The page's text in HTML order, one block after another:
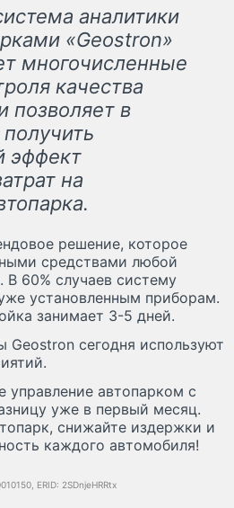
аналитики
«Geostron»
многочисленные
качества
позволяет в
эффект
на
решение, которое
средствами любой
В 60% случаев систему
установленным приборам.
занимает 3-5 дней.
сегодня используют
управление автопарком с
уже в первый месяц.
снижайте издержки и
каждого автомобиля!
ERID: 2SDnjeHRRtx